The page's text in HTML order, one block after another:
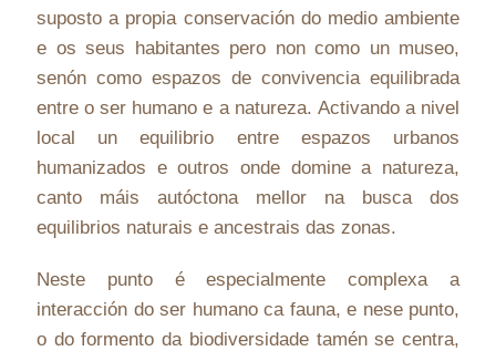
suposto a propia conservación do medio ambiente
e os seus habitantes pero non como un museo,
senón como espazos de convivencia equilibrada
entre o ser humano e a natureza. Activando a nivel
local un equilibrio entre espazos urbanos
humanizados e outros onde domine a natureza,
canto máis autóctona mellor na busca dos
equilibrios naturais e ancestrais das zonas.
Neste punto é especialmente complexa a
interacción do ser humano ca fauna, e nese punto,
o do formento da biodiversidade tamén se centra,